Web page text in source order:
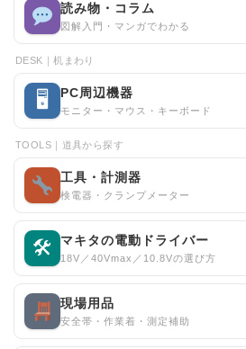
読み物・コラム
図解入門・マンガでわかる
DESK｜机まわり
🖥 PC周辺機器
モニター・マウス・キーボード
TOOLS｜道具から探す
工具・計測器
検電器・クランプメーター
🛠 マキタの電動ドライバー
18V／40Vmax／10.8Vの選び方
現場用品
安全帯・作業着・測定補助